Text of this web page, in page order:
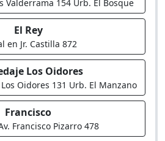
Valderrama 154 Urb. El Bosque
El Rey
en Jr. Castilla 872
Los Oidores
Oidores 131 Urb. El Manzano
Francisco
Francisco Pizarro 478